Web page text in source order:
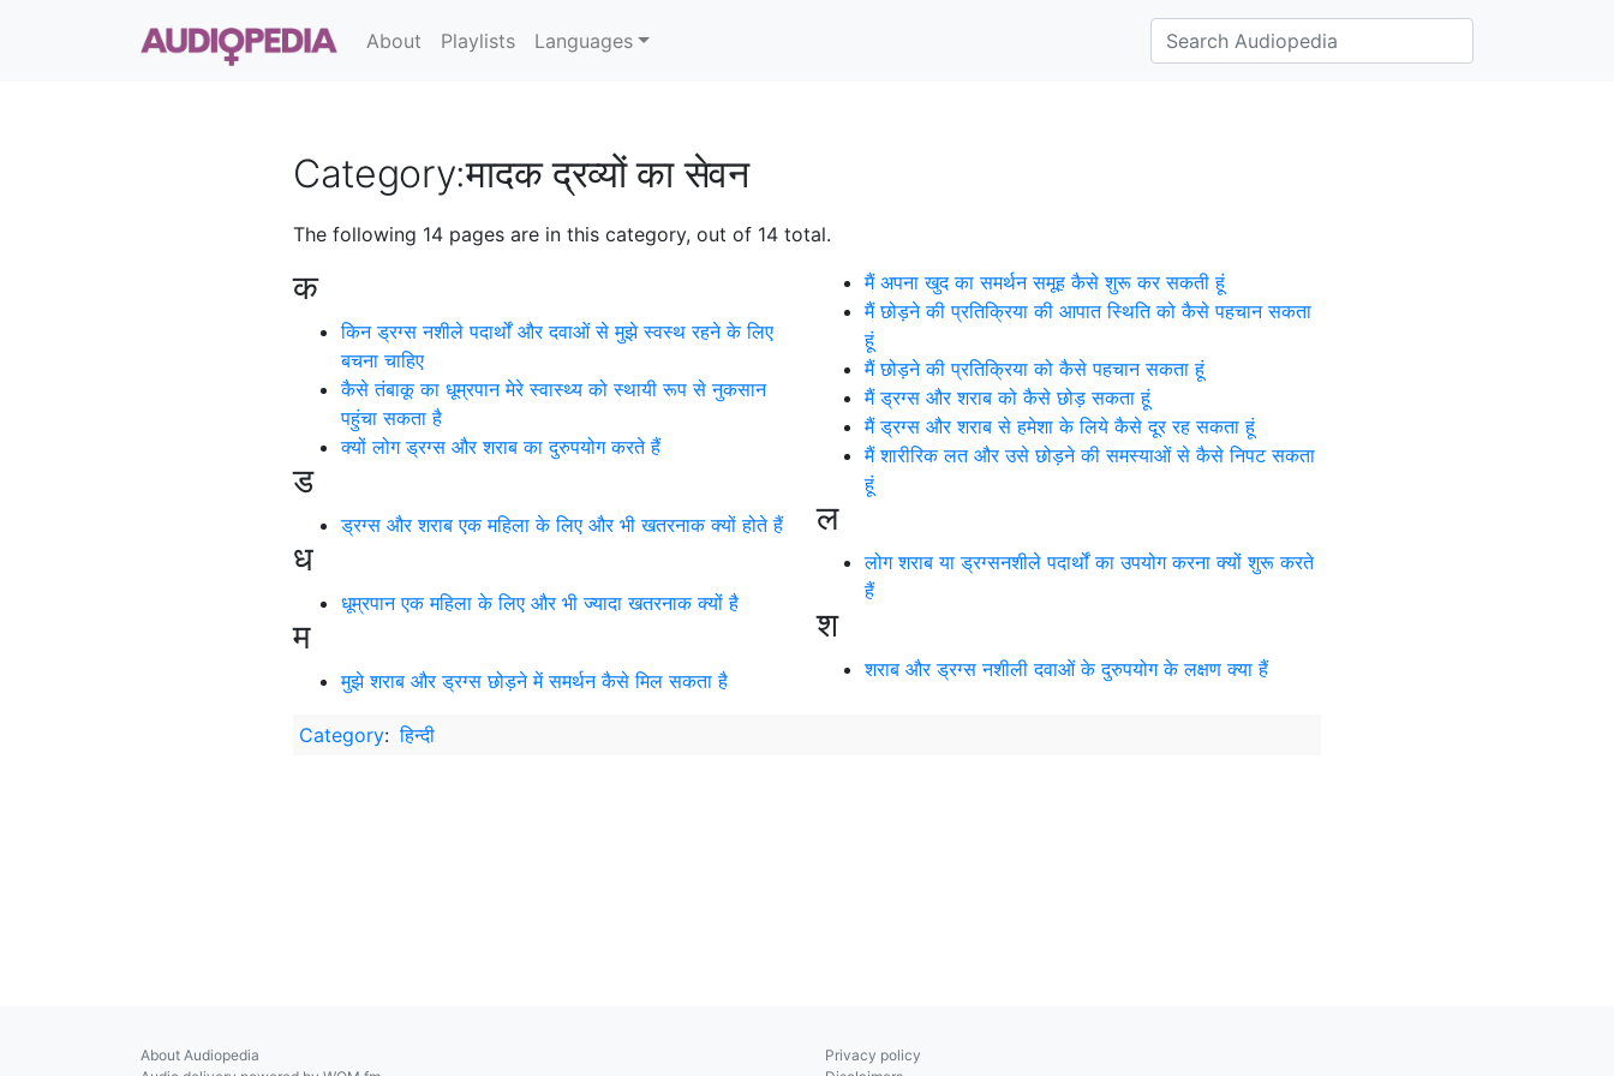
About Playlists Languages
Category:मादक द्रव्यों का सेवन
The following 14 pages are in this category, out of 14 total.
क
किन ड्रग्स नशीले पदार्थों और दवाओं से मुझे स्वस्थ रहने के लिए
बचना चाहिए
कैसे तंबाकू का धूम्रपान मेरे स्वास्थ्य को स्थायी रूप से नुकसान
पहुंचा सकता है
क्यों लोग ड्रग्स और शराब का दुरुपयोग करते हैं
ड
ड्रग्स और शराब एक महिला के लिए और भी खतरनाक क्यों होते हैं
ध
धूम्रपान एक महिला के लिए और भी ज्यादा खतरनाक क्यों है
म
मुझे शराब और ड्रग्स छोड़ने में समर्थन कैसे मिल सकता है
मैं अपना खुद का समर्थन समूह कैसे शुरू कर सकती हूं
मैं छोड़ने की प्रतिक्रिया की आपात स्थिति को कैसे पहचान सकता
हूं
मैं छोड़ने की प्रतिक्रिया को कैसे पहचान सकता हूं
मैं ड्रग्स और शराब को कैसे छोड़ सकता हूं
मैं ड्रग्स और शराब से हमेशा के लिये कैसे दूर रह सकता हूं
मैं शारीरिक लत और उसे छोड़ने की समस्याओं से कैसे निपट सकता
हूं
ल
लोग शराब या ड्रग्सनशीले पदार्थों का उपयोग करना क्यों शुरू करते
हैं
श
शराब और ड्रग्स नशीली दवाओं के दुरुपयोग के लक्षण क्या हैं
Category: हिन्दी
About Audiopedia
Privacy policy